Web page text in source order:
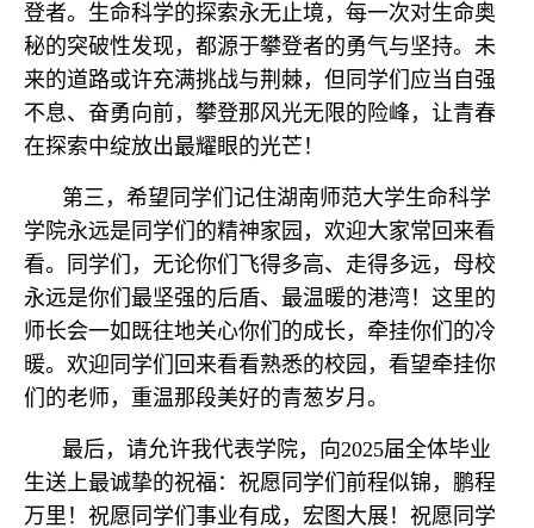
登者。生命科学的探索永无止境，每一次对生命奥
秘的突破性发现，都源于攀登者的勇气与坚持。未
来的道路或许充满挑战与荆棘，但同学们应当自强
不息、奋勇向前，攀登那风光无限的险峰，让青春
在探索中绽放出最耀眼的光芒！
第三，希望同学们记住湖南师范大学生命科学
学院永远是同学们的精神家园，欢迎大家常回来看
看。同学们，无论你们飞得多高、走得多远，母校
永远是你们最坚强的后盾、最温暖的港湾！这里的
师长会一如既往地关心你们的成长，牵挂你们的冷
暖。欢迎同学们回来看看熟悉的校园，看望牵挂你
们的老师，重温那段美好的青葱岁月。
最后，请允许我代表学院，向2025届全体毕业
生送上最诚挚的祝福：祝愿同学们前程似锦，鹏程
万里！祝愿同学们事业有成，宏图大展！祝愿同学